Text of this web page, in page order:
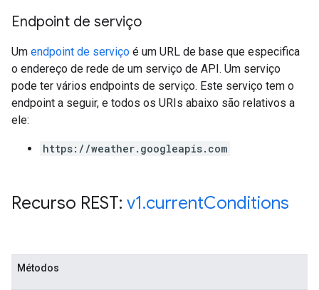
Endpoint de serviço
Um endpoint de serviço é um URL de base que especifica
o endereço de rede de um serviço de API. Um serviço
pode ter vários endpoints de serviço. Este serviço tem o
endpoint a seguir, e todos os URIs abaixo são relativos a
ele:
https://weather.googleapis.com
Recurso REST: v1.currentConditions
Métodos